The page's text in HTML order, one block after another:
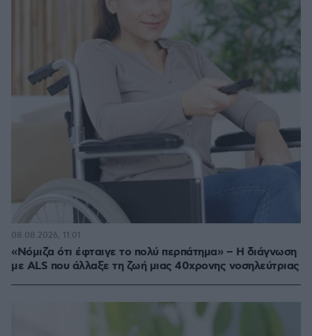
«Νόμιζα ότι έφταιγε το πολύ περπάτημα» – Η διάγνωση
με ALS που άλλαξε τη ζωή μιας 40χρονης νοσηλεύτριας
08.08.2026, 11:01